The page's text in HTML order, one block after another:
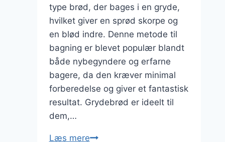
type brød, der bages i en gryde,
hvilket giver en sprød skorpe og
en blød indre. Denne metode til
bagning er blevet populær blandt
både nybegyndere og erfarne
bagere, da den kræver minimal
forberedelse og giver et fantastisk
resultat. Grydebrød er ideelt til
dem,…
Læs mereGrydebrød